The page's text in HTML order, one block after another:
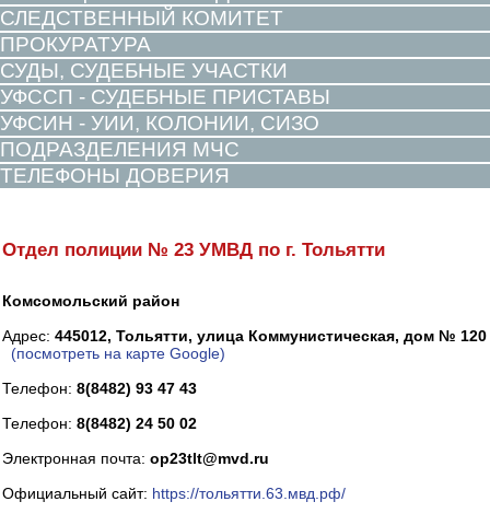
СЛЕДСТВЕННЫЙ КОМИТЕТ
ПРОКУРАТУРА
СУДЫ, СУДЕБНЫЕ УЧАСТКИ
УФССП - СУДЕБНЫЕ ПРИСТАВЫ
УФСИН - УИИ, КОЛОНИИ, СИЗО
ПОДРАЗДЕЛЕНИЯ МЧС
ТЕЛЕФОНЫ ДОВЕРИЯ
Отдел полиции № 23 УМВД по г. Тольятти
Комсомольский район
Адрес: 445012, Тольятти, улица Коммунистическая, дом № 120
(посмотреть на карте Google)
Телефон: 8(8482) 93 47 43
Телефон: 8(8482) 24 50 02
Электронная почта: op23tlt@mvd.ru
Официальный сайт: https://тольятти.63.мвд.рф/